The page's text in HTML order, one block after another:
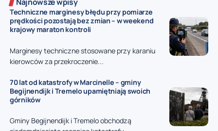
Techniczne marginesy błędu przy pomiarze
prędkości pozostają bez zmian – w weekend
krajowy maraton kontroli
Marginesy techniczne stosowane przy karaniu
kierowców za przekroczenie...
70 lat od katastrofy w Marcinelle – gminy
Begijnendijk i Tremelo upamiętniają swoich
górników
Gminy Begijnendijk i Tremelo obchodzą